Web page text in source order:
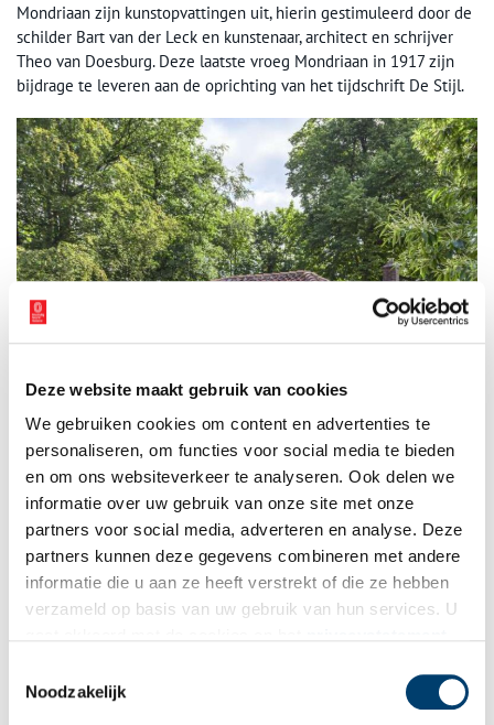
Deze website maakt gebruik van cookies
We gebruiken cookies om content en advertenties te
personaliseren, om functies voor social media te bieden
en om ons websiteverkeer te analyseren. Ook delen we
informatie over uw gebruik van onze site met onze
partners voor social media, adverteren en analyse. Deze
partners kunnen deze gegevens combineren met andere
informatie die u aan ze heeft verstrekt of die ze hebben
verzameld op basis van uw gebruik van hun services. U
Noodzakelijk
Mondriaan zijn kunstopvattingen uit, hierin gestimuleerd door de
schilder Bart van der Leck en kunstenaar, architect en schrijver
Theo van Doesburg. Deze laatste vroeg Mondriaan in 1917 zijn
bijdrage te leveren aan de oprichting van het tijdschrift De Stijl.
De hut van Mondriaan. Foto: Dooyewaard Stichting.
Mondriaan terug naar Parijs
Tijdens de oorlog had Mondriaan zijn atelier in Parijs behouden.
Hij wilde zo snel mogelijk weer terugkeren en volgde de
oorlogsberichten daarom op de voet. In juni 1919 kon Mondriaan